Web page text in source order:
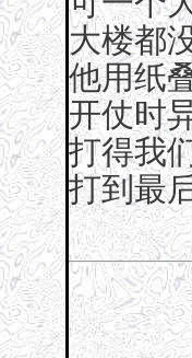
大楼都
他用纸
开仗时
打得我
打到最